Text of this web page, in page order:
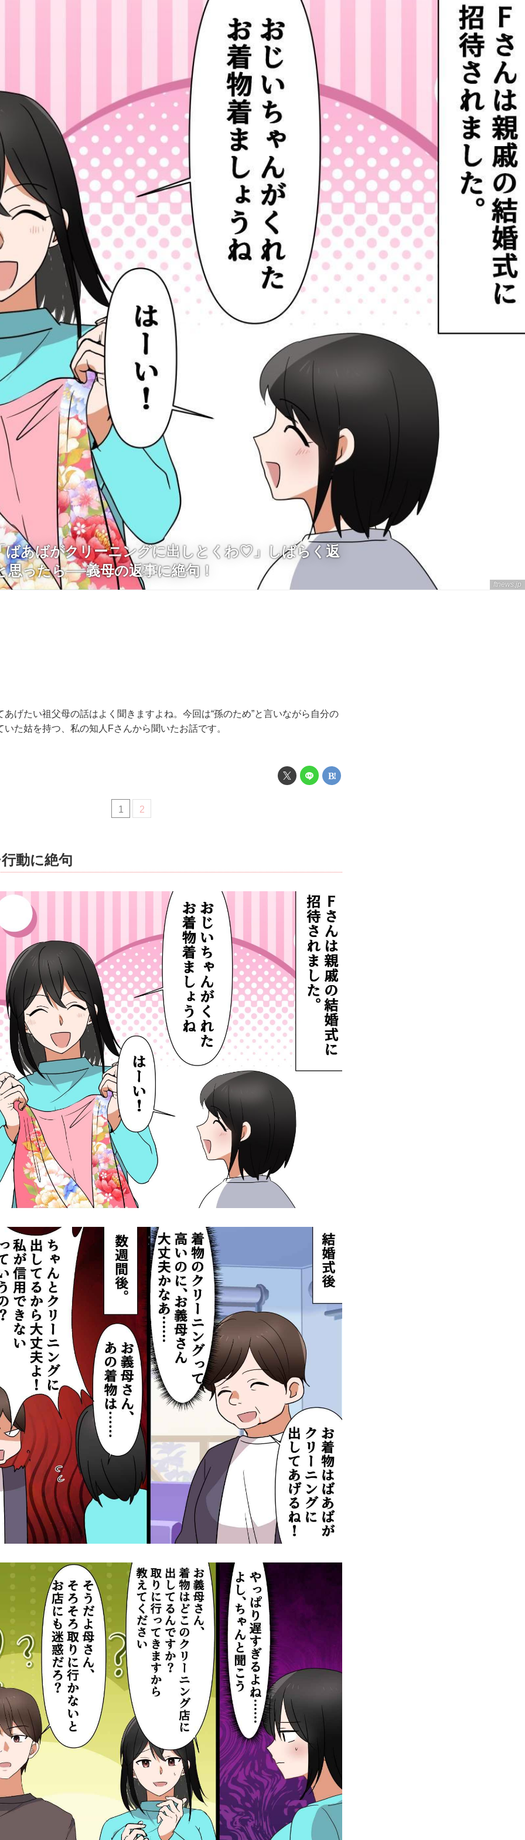
ftnews.jp
ばあばがクリーニングに出しとくわ♡」しばらく返
思ったら──義母の返事に絶句！
あげたい祖父母の話はよく聞きますよね。今回は“孫のため”と言いながら自分の
た姑を持つ、私の知人Fさんから聞いたお話です。
1 2
動に絶句